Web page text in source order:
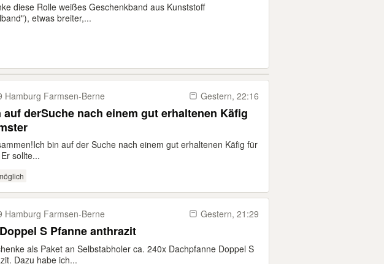
diese Rolle weißes Geschenkband aus Kunststoff
etwas breiter,...
Hamburg Farmsen-​Berne Gestern, 22:16
auf derSuche nach einem gut erhaltenen Käfig
​Ich bin auf der Suche nach einem gut erhaltenen Käfig für
sollte...
Hamburg Farmsen-​Berne Gestern, 21:29
S Pfanne anthrazit
als Paket an Selbstabholer ca. 240x Dachpfanne Doppel S
Dazu habe ich...